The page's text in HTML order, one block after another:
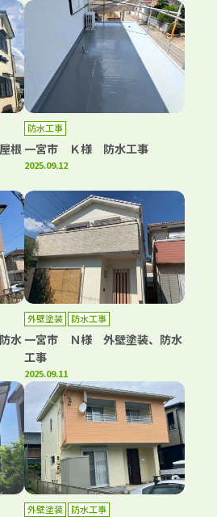
根
防水工事
一宮市 Ｋ様 防水工事
2025.09.12
水
外壁塗装 防水工事
一宮市 Ｎ様 外壁塗装、防水
工事
2025.09.11
外壁塗装 防水工事